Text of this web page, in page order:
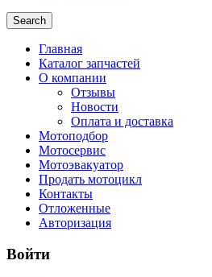
Search
Главная
Каталог запчастей
О компании
Отзывы
Новости
Оплата и доставка
Мотоподбор
Мотосервис
Мотоэвакуатор
Продать мотоцикл
Контакты
Отложенные
Авторизация
Войти